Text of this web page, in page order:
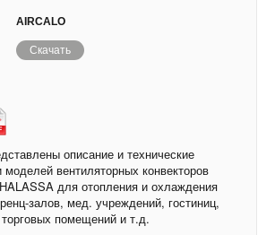
AIRCALO
Скачать
описание и технические
моделей вентиляторных конвекторов
для отопления и охлаждения
залов, мед. учреждений, гостиниц,
помещений и т.д.